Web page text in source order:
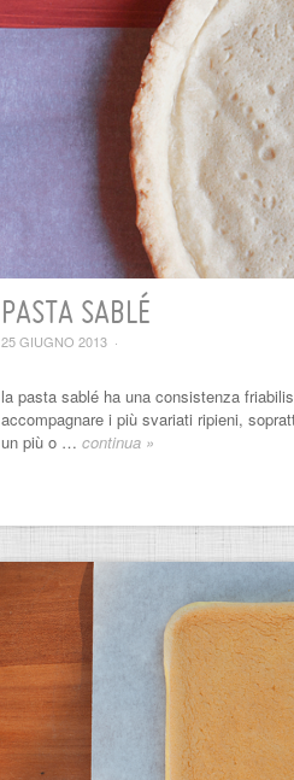
PASTA SABLÉ
25 GIUGNO 2013 ·
la pasta sablé ha una consistenza
accompagnare i più svariati ripieni,
un più o … continua »